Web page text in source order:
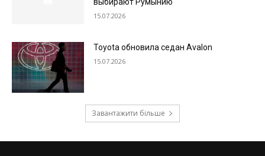
15.07.2026
Toyota обновила седан Avalon
15.07.2026
Завантажити більше